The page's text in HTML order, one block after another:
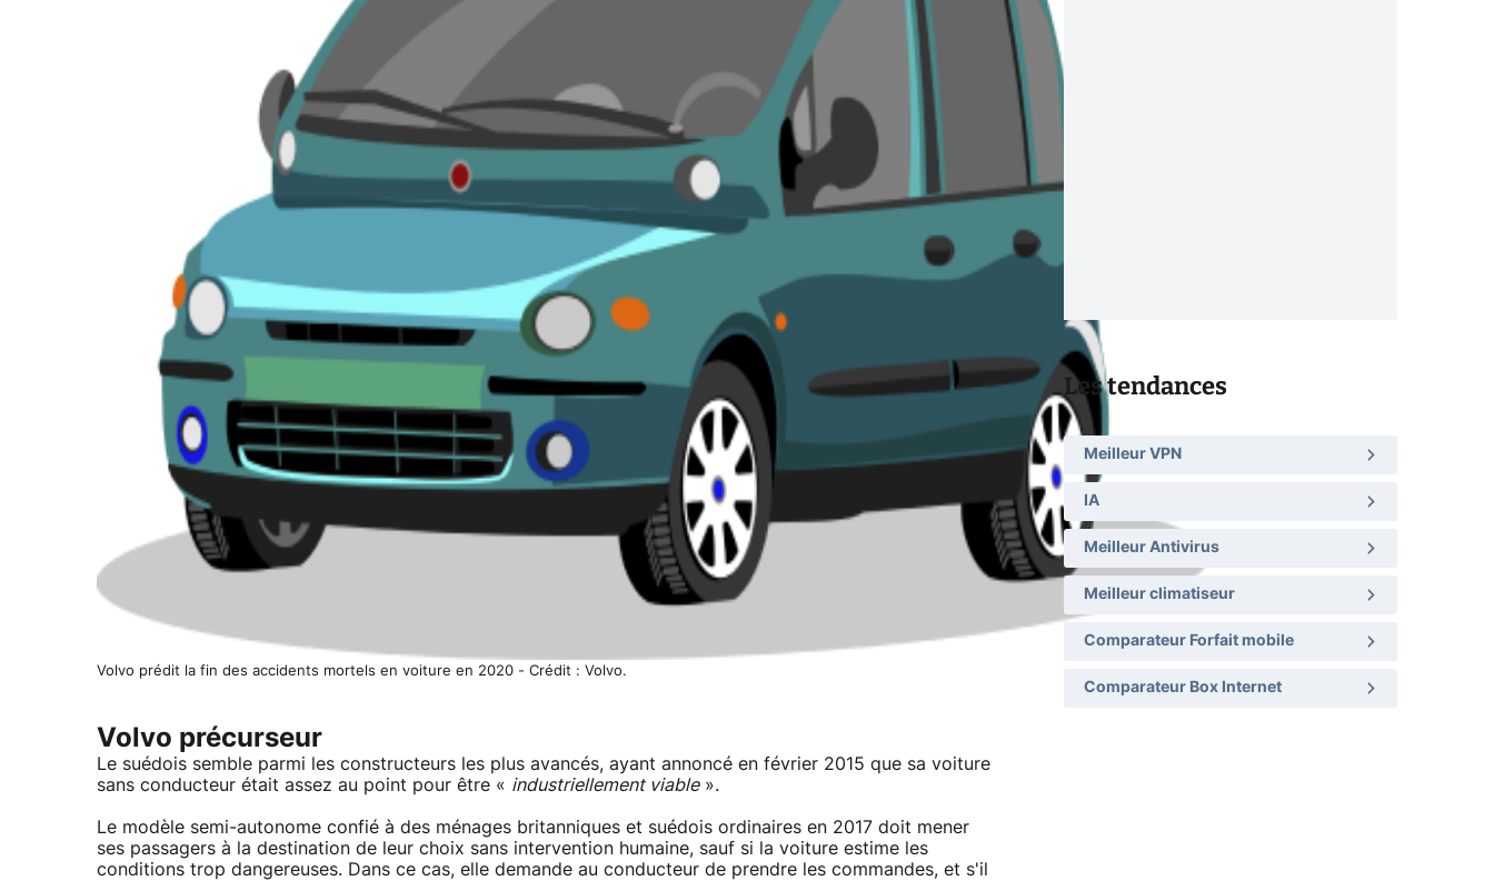
Volvo prédit la fin des accidents mortels en voiture en 2020 - Crédit : Volvo.
Volvo précurseur
Le suédois semble parmi les constructeurs les plus avancés, ayant annoncé en février 2015 que sa voiture
sans conducteur était assez au point pour être « industriellement viable».
Le modèle semi-autonome confié à des ménages britanniques et suédois ordinaires en 2017 doit mener
ses passagers à la destination de leur choix sans intervention humaine, sauf si la voiture estime les
conditions trop dangereuses. Dans ce cas, elle demande au conducteur de prendre les commandes, et s'il
Les tendances
Meilleur VPN
IA
Meilleur Antivirus
Meilleur climatiseur
Comparateur Forfait mobile
Comparateur Box Internet